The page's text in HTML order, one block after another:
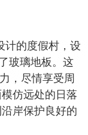
计的度假村，设
玻璃地板。这
，尽情享受周
仿远处的日落
岸保护良好的